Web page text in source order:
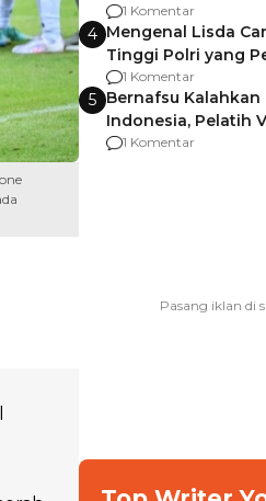
agar Dana Tidak
1 Komentar
4 Mengenal Lisda
Tinggi Polri yang
Usai Jadi Brigjen
1 Komentar
5 Bernafsu Kalahkan
Indonesia, Pelatih
Berencana Pakai
1 Komentar